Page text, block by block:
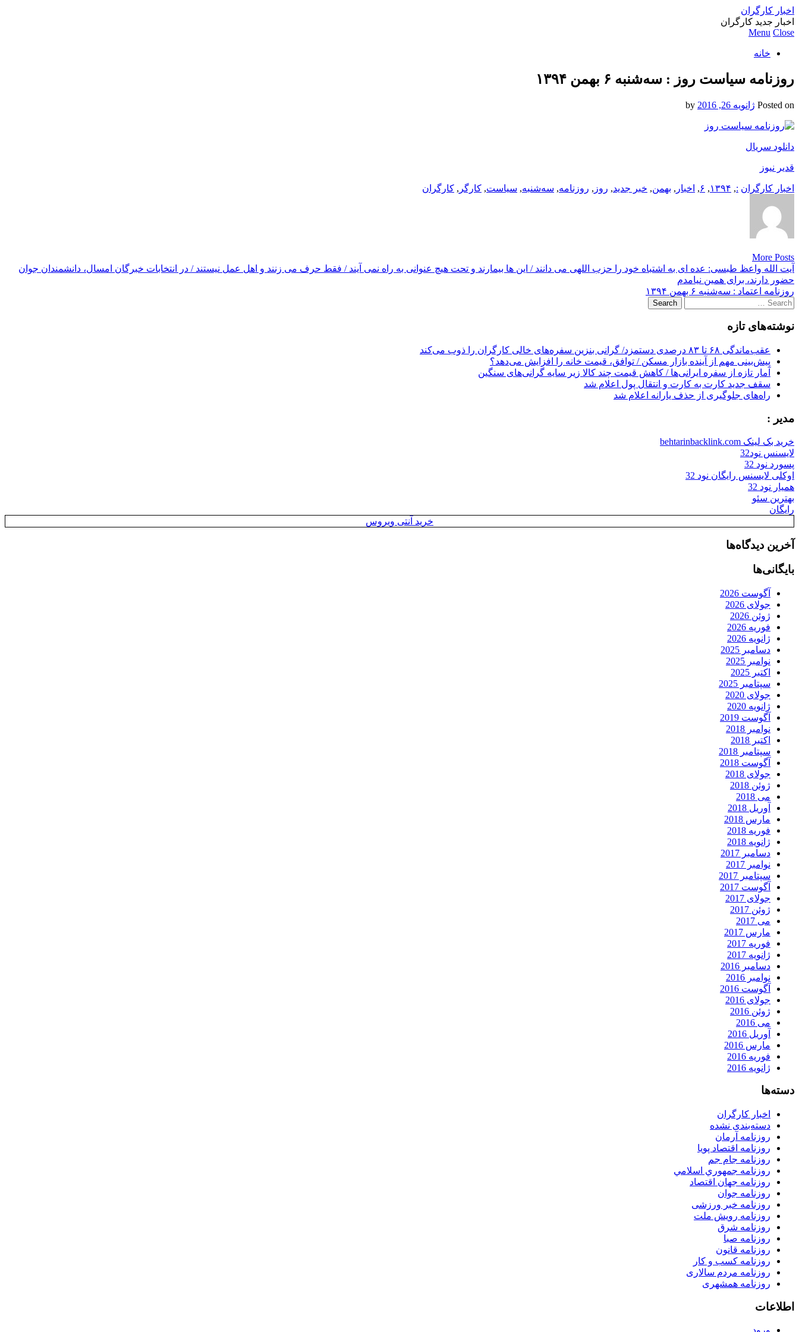
اخبار کارگران
اخبار جدید کارگران
Menu Close
خانه
روزنامه سیاست روز : سه‌شنبه ۶ بهمن ۱۳۹۴
Posted on ژانویه 26, 2016
دانلود سریال
قدیر نیوز
اخبار کارگران :
, ۱۳۹۴, ۶, اخبار , بهمن, خبر جدید, روز , روزنامه, سه‌شنبه, سیاست, کارگر , کارگران
More Posts
Post
navigation
آیت الله واعظ طبسی: عده ای به اشتباه خود را حزب اللهی می دانند / این ها بیمارند و تحت هیچ عنوانی به راه نمی آیند / فقط حرف می زنند و اهل عمل نیستند / در انتخابات خبرگان امسال، دانشمندان جوان
حضور دارند، برای همین نیامدم
روزنامه اعتماد : سه‌شنبه ۶ بهمن ۱۳۹۴
Search
for:
نوشته‌های تازه
عقب‌ماندگی ۶۸ تا ۸۳ درصدی دستمزد/ گرانی بنزین سفره‌های خالی کارگران را ذوب می‌کند
پیش‌بینی مهم از آینده بازار مسکن / توافق، قیمت خانه را افزایش می‌دهد؟
آمار تازه از سفره ایرانی‌ها / کاهش قیمت چند کالا زیر سایه گرانی‌های سنگین
سقف جدید کارت به کارت و انتقال پول اعلام شد
راه‌های جلوگیری از حذف یارانه اعلام شد
مدیر :
خرید بک لینک behtarinbacklink.com
لایسنس نود32
پسورد نود 32
اوکلی لایسنس رایگان نود 32
همیار نود 32
بهترین سئو
رایگان
خرید آنتی ویروس
آخرین دیدگاه‌ها
بایگانی‌ها
آگوست 2026
جولای 2026
ژوئن 2026
فوریه 2026
ژانویه 2026
دسامبر 2025
نوامبر 2025
اکتبر 2025
سپتامبر 2025
جولای 2020
ژانویه 2020
آگوست 2019
نوامبر 2018
اکتبر 2018
سپتامبر 2018
آگوست 2018
جولای 2018
ژوئن 2018
می 2018
آوریل 2018
مارس 2018
فوریه 2018
ژانویه 2018
دسامبر 2017
نوامبر 2017
سپتامبر 2017
آگوست 2017
جولای 2017
ژوئن 2017
می 2017
مارس 2017
فوریه 2017
ژانویه 2017
دسامبر 2016
نوامبر 2016
آگوست 2016
جولای 2016
ژوئن 2016
می 2016
آوریل 2016
مارس 2016
فوریه 2016
ژانویه 2016
دسته‌ها
اخبار کارگران
دسته‌بندی نشده
روزنامه آرمان
روزنامه اقتصاد پویا
روزنامه جام جم
روزنامه جمهوري اسلامي
روزنامه جهان اقتصاد
روزنامه جوان
روزنامه خبر ورزشى
روزنامه رویش ملت
روزنامه شرق
روزنامه صبا
روزنامه قانون
روزنامه كسب و كار
روزنامه مردم سالاری
روزنامه همشهری
اطلاعات